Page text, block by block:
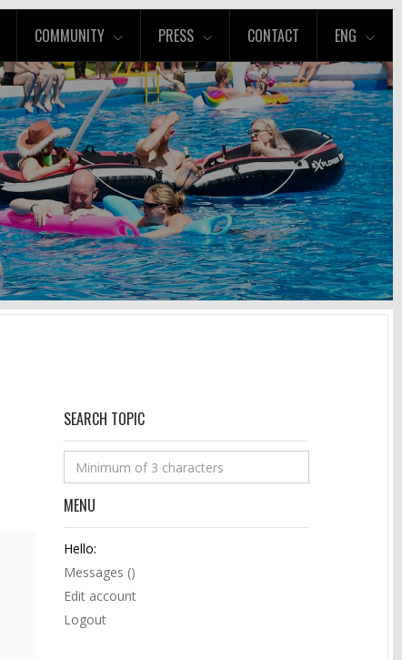
COMMUNITY PRESS CONTACT ENG
SEARCH TOPIC
MENU
Hello:
Messages ()
Edit account
Logout